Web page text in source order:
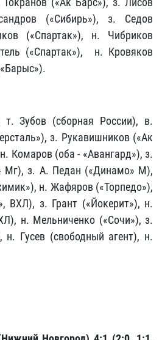
(«Сибирь»), з. Седов
(«Спартак»), н. Чибриков
(«Спартак»), н. Кровяков
Зубов (сборная России), в.
з. Рукавишников («Ак
Комаров (оба - «Авангард»), з.
Мг), з. А. Педан («Динамо» М),
н. Жафяров («Торпедо»),
ВХЛ), з. Грант («Йокерит»), н.
н. Мельниченко («Сочи»), з.
н. Гусев (свободный агент), н.